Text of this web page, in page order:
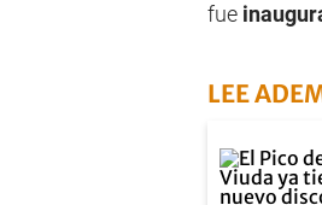
fue
LEE